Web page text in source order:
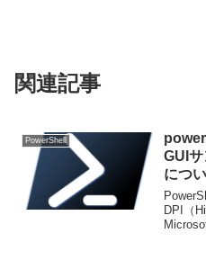
関連記事
PowerShell
powershell 高
GUI
につ
DPI（